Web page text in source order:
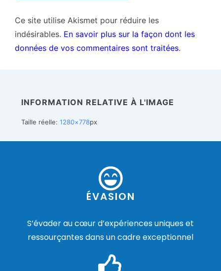
Ce site utilise Akismet pour réduire les
indésirables. En savoir plus sur la façon dont les
données de vos commentaires sont traitées.
INFORMATION RELATIVE À L'IMAGE
Taille réelle: 1280×778px
ÉVASION
S’évader au cœur d’expériences uniques et
ressourçantes dans un cadre exceptionnel